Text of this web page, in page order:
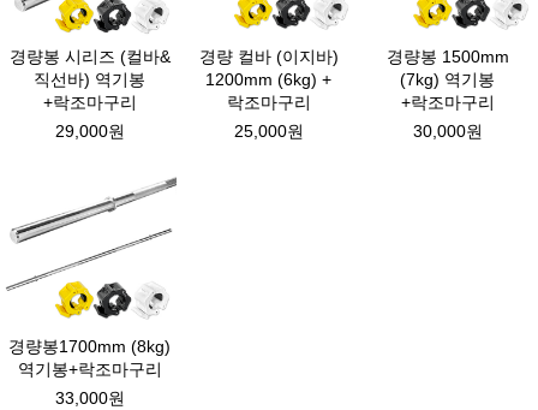
경량봉 시리즈 (컬바&
직선바) 역기봉
+락조마구리
29,000원
경량 컬바 (이지바)
1200mm (6kg) +
락조마구리
25,000원
경량봉 1500mm
(7kg) 역기봉
+락조마구리
30,000원
경량봉1700mm (8kg)
역기봉+락조마구리
33,000원